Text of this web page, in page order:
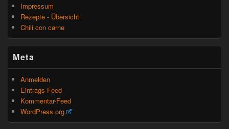
Impressum
Rezepte - Übersicht
Chili con carne
Meta
Anmelden
Eintrags-Feed
Kommentar-Feed
WordPress.org